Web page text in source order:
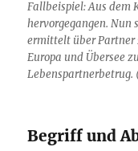
Fallbeispiel: Aus dem
hervorgegangen.
ermittelt über
Europa und Übersee
Begriff und